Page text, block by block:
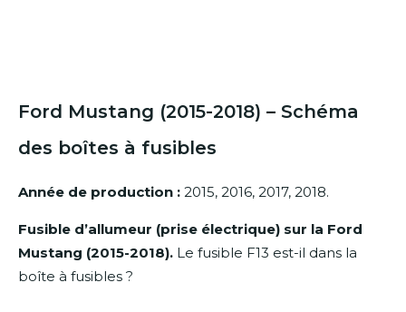
Ford Mustang (2015-2018) – Schéma
des boîtes à fusibles
Année de production : 2015, 2016, 2017, 2018.
Fusible d’allumeur (prise électrique) sur la Ford
Mustang (2015-2018). Le fusible F13 est-il dans la
boîte à fusibles ?